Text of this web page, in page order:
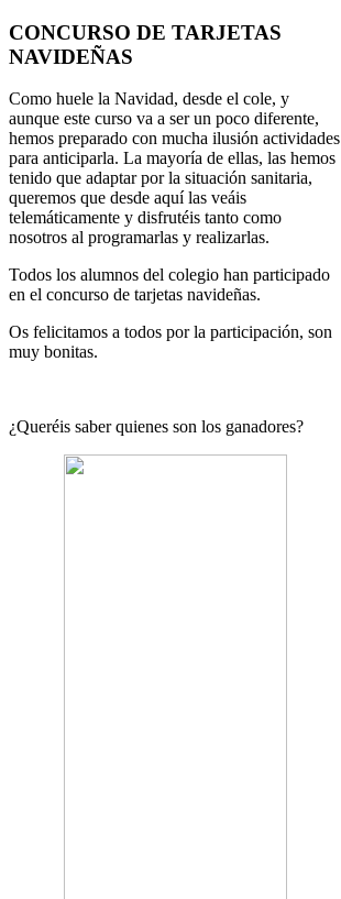
CONCURSO DE TARJETAS
NAVIDEÑAS
Como huele la Navidad, desde el cole, y
aunque este curso va a ser un poco diferente,
hemos preparado con mucha ilusión actividades
para anticiparla. La mayoría de ellas, las hemos
tenido que adaptar por la situación sanitaria,
queremos que desde aquí las veáis
telemáticamente y disfrutéis tanto como
nosotros al programarlas y realizarlas.
Todos los alumnos del colegio han participado
en el concurso de tarjetas navideñas.
Os felicitamos a todos por la participación, son
muy bonitas.
¿Queréis saber quienes son los ganadores?